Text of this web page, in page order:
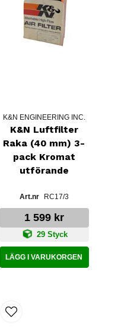
K&N ENGINEERING INC.
K&N Luftfilter
Raka (40 mm) 3-
pack Kromat
utförande
RC17/3
1 599 kr
29 Styck
LÄGG I VARUKORGEN